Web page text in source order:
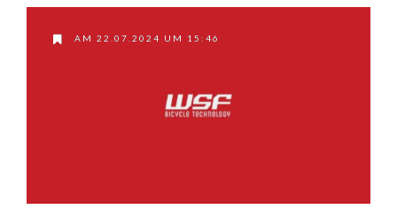
AM 22.07.2024 UM 15:46